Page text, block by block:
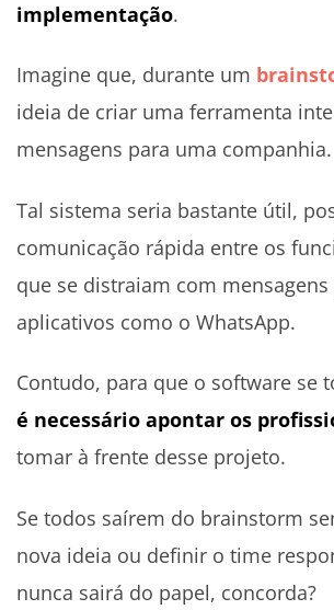
implementação.
Imagine que, durante um
ideia de criar uma ferramenta
mensagens para uma companhia.
Tal sistema seria bastante útil,
comunicação rápida entre os
que se distraiam com
aplicativos como o WhatsApp.
Contudo, para que o software se
é necessário apontar os
tomar à frente desse projeto.
Se todos saírem do brainstorm
nova ideia ou definir o time
nunca sairá do papel, concorda?